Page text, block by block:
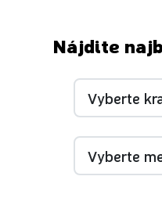
Nájdite